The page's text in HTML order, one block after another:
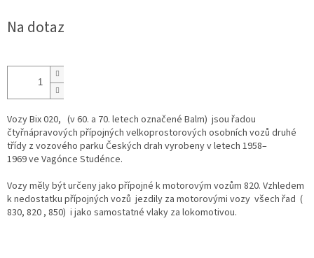
cena:
Na dotaz
Vozy Bix 020, (v 60. a 70. letech označené Balm) jsou řadou
čtyřnápravových přípojných velkoprostorových osobních vozů druhé
třídy z vozového parku Českých drah vyrobeny v letech 1958–
1969 ve Vagónce Studénce.
Vozy měly být určeny jako přípojné k motorovým vozům 820. Vzhledem
k nedostatku přípojných vozů jezdily za motorovými vozy všech řad (
830, 820 , 850) i jako samostatné vlaky za lokomotivou.